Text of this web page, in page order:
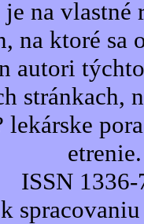
na vlastné
na ktoré sa
autori
stránkach,
lekárske
etrenie.
ISSN